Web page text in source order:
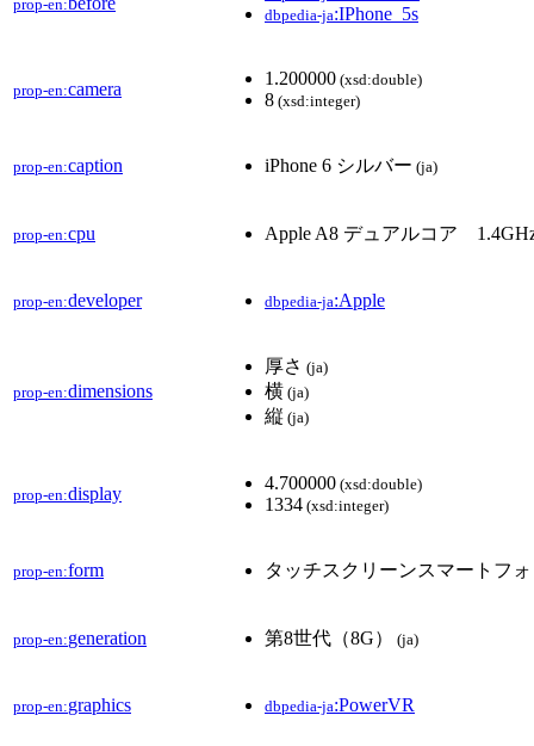
prop-en:
dbpedia-ja:IPhone_5s
prop-en:camera
1.200000 (xsd:double)
8 (xsd:integer)
prop-en:caption iPhone 6 シルバー (ja)
prop-en:cpu Apple A8 デュアルコア
prop-en:developer dbpedia-ja:Apple
prop-en:dimensions
厚さ (ja)
横 (ja)
縦 (ja)
prop-en:display
4.700000 (xsd:double)
1334 (xsd:integer)
prop-en:form タッチスクリーンスマートフ
prop-en:generation 第8世代（8G） (ja)
prop-en:graphics dbpedia-ja:PowerVR